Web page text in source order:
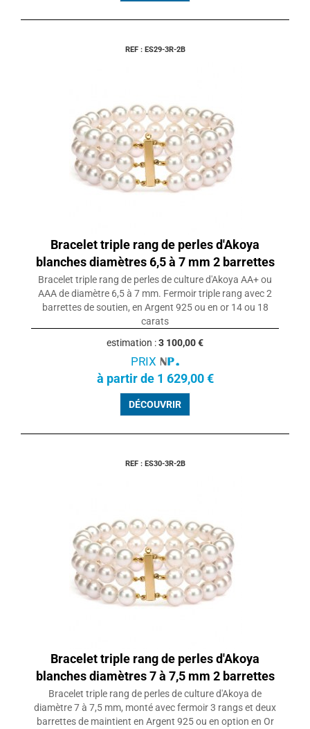
REF : ES29-3R-2B
Bracelet triple rang de perles d'Akoya
blanches diamètres 6,5 à 7 mm 2 barrettes
Bracelet triple rang de perles de culture d'Akoya AA+ ou
AAA de diamètre 6,5 à 7 mm. Fermoir triple rang avec 2
barrettes de soutien, en Argent 925 ou en or 14 ou 18
carats
estimation :3 100,00 €
PRIX
à partir de 1 629,00 €
DÉCOUVRIR
REF : ES30-3R-2B
Bracelet triple rang de perles d'Akoya
blanches diamètres 7 à 7,5 mm 2 barrettes
Bracelet triple rang de perles de culture d'Akoya de
diamètre 7 à 7,5 mm, monté avec fermoir 3 rangs et deux
barrettes de maintient en Argent 925 ou en option en Or